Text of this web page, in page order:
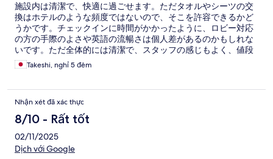
施設内は清潔で、快適に過ごせます。ただタオルやシーツの交
換はホテルのような頻度ではないので、そこを許容できるかど
うかです。チェックインに時間がかかったように、ロビー対応
の方の手際のよさや英語の流暢さは個人差があるのかもしれな
いです。ただ全体的には清潔で、スタッフの感じもよく、値段
以上の体験だったと思います。
Takeshi, nghỉ 5 đêm
Nhận xét đã xác thực
8/10 - Rất tốt
02/11/2025
Dịch với Google